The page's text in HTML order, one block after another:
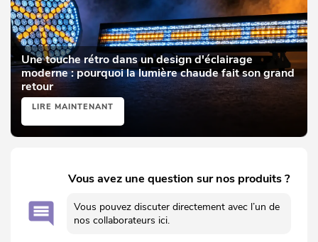
Une touche rétro dans un design d'éclairage
moderne : pourquoi la lumière chaude fait son grand
retour
LIRE MAINTENANT
Vous avez une question sur nos produits ?
Vous pouvez discuter directement avec l’un de
nos collaborateurs ici.